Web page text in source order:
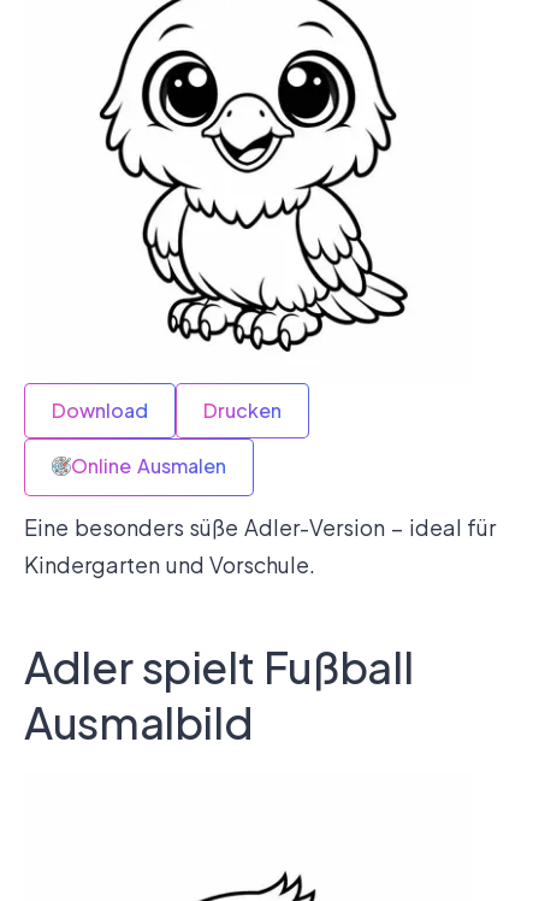
Download Drucken
Online Ausmalen
Eine besonders süße Adler-Version – ideal für
Kindergarten und Vorschule.
Adler spielt Fußball
Ausmalbild